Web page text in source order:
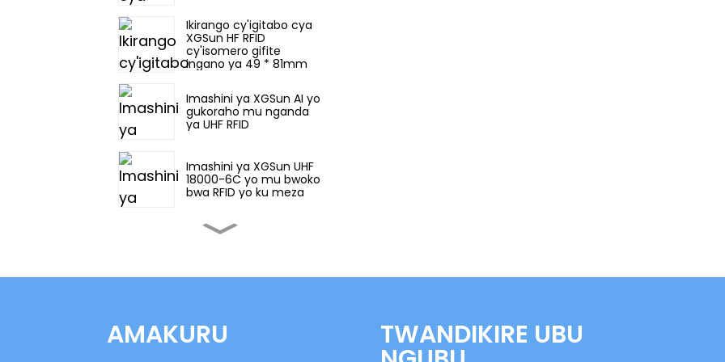
Ikirango cy'igitabo cya
XGSun HF RFID
cy'isomero gifite
ingano ya 49 * 81mm
Imashini ya XGSun AI yo
gukoraho mu nganda
ya UHF RFID
Imashini ya XGSun UHF
18000-6C yo mu bwoko
bwa RFID yo ku meza
Imashini ya XGSun yo
Ikirango cy'icyuma
AMAKURU TWANDIKIRE UBU